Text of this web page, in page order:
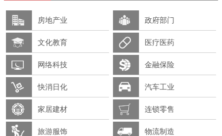
房地产业 政府部门
文化教育 医疗医药
网络科技 金融保险
快消日化 汽车工业
家居建材 连锁零售
旅游服饰 物流制造